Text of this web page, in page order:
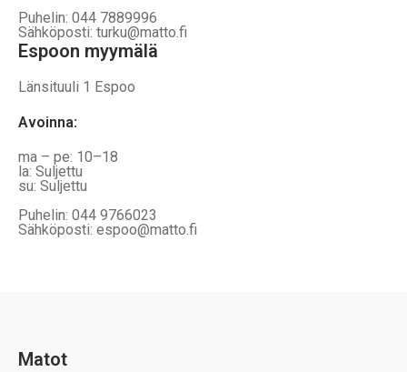
Puhelin: 044 7889996
Sähköposti: turku@matto.fi
Espoon myymälä
Länsituuli 1 Espoo
Avoinna:
ma – pe: 10–18
la: Suljettu
su: Suljettu
Puhelin: 044 9766023
Sähköposti: espoo@matto.fi
Matot